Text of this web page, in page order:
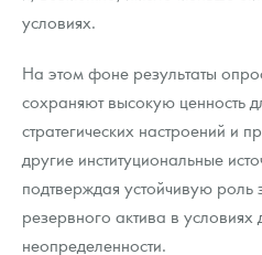
условиях.
На этом фоне результаты
сохраняют высокую ценность
стратегических настроений и
другие институциональные
подтверждая устойчивую роль
резервного актива в
неопределенности.